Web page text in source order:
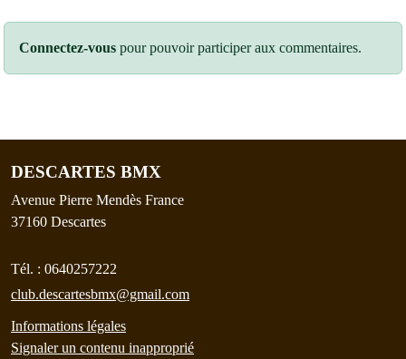
Connectez-vous pour pouvoir participer aux commentaires.
DESCARTES BMX
Avenue Pierre Mendès France
37160 Descartes
Tél. : 0640257222
club.descartesbmx@gmail.com
Informations légales
Signaler un contenu inapproprié